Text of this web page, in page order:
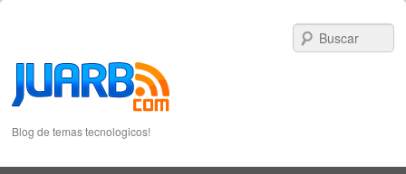
Blog de temas tecnologicos!